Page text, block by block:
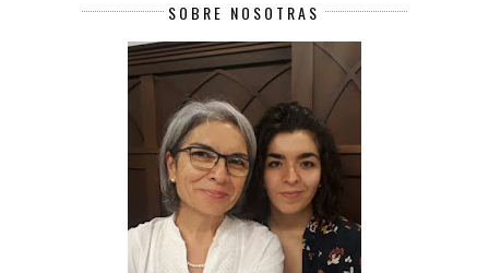
SOBRE NOSOTRAS